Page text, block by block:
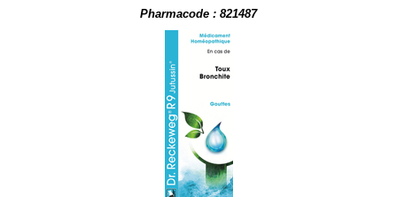
Pharmacode : 821487